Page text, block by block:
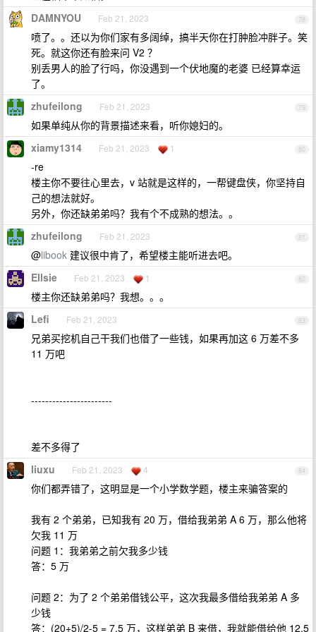
78
DAMNYOU Feb 21, 2023
喷了。。还以为你们家有多阔绰，搞半天你在打肿脸冲胖子。笑
死。就这你还有脸来问 V2 ？
别丢男人的脸了行吗，你没遇到一个伏地魔的老婆 已经算幸运
了。
79
zhufeilong Feb 21, 2023
如果单纯从你的背景描述来看，听你媳妇的。
80
xiamy1314 Feb 21, 2023 1
-re
楼主你不要往心里去，v 站就是这样的，一帮键盘侠，你坚持自
己的想法就好。
另外，你还缺弟弟吗？我有个不成熟的想法。。
81
zhufeilong Feb 21, 2023
@libook 建议很中肯了，希望楼主能听进去吧。
82
Ellsie Feb 21, 2023 1
楼主你还缺弟弟吗？我想。。。
83
Lefi Feb 21, 2023
兄弟买挖机自己干我们也借了一些钱，如果再加这 6 万差不多
11 万吧
-----------------------
差不多得了
84
liuxu Feb 21, 2023 4
你们都弄错了，这明显是一个小学数学题，楼主来骗答案的
我有 2 个弟弟，已知我有 20 万，借给我弟弟 A 6 万，那么他将
欠我 11 万
问题 1：我弟弟之前欠我多少钱
答：5 万
问题 2：为了 2 个弟弟借钱公平，这次我最多借给我弟弟 A 多
少钱
答：(20+5)/2-5 = 7.5 万，这样弟弟 B 来借，我就能借给他 12.5